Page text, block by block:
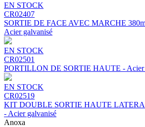
EN STOCK
CR02407
SORTIE DE FACE AVEC MARCHE
Acier galvanisé
EN STOCK
CR02501
PORTILLON DE SORTIE HAUTE - Acier
EN STOCK
CR02519
KIT DOUBLE SORTIE HAUTE
- Acier galvanisé
Anoxa